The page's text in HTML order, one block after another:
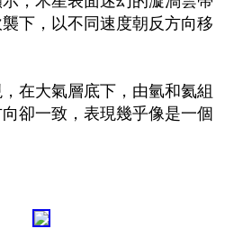
下，以不同速度朝反方向移
在大氣層底下，由氫和氦組
卻一致，表現幾乎像是一個